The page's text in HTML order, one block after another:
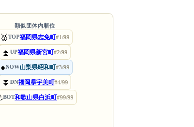
類似団体内順位
🥇TOP福岡県志免町#1/99
⏫ UP福岡県新宮町#2/99
●NOW山梨県昭和町#3/99
⏬ DN福岡県宇美町#4/99
BOT和歌山県白浜町#99/99